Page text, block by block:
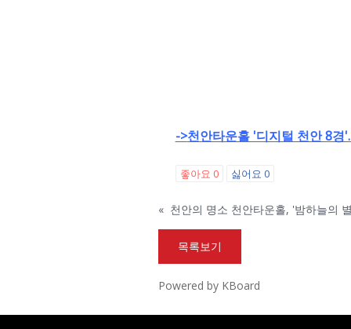
->천안타운홀 '디지털 천안 8
좋아요 0 싫어요 0
« 천안의 명소 천안타운홀, '밤하늘의
목록보기
Powered by KBoard